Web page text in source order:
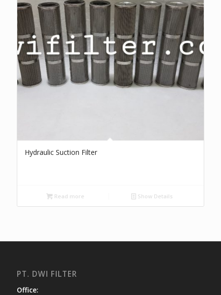
Hydraulic Suction Filter
Read more Show Details
PT. DWI FILTER
Office: